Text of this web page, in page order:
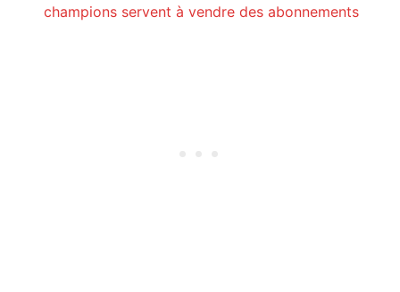
champions servent à vendre des abonnements